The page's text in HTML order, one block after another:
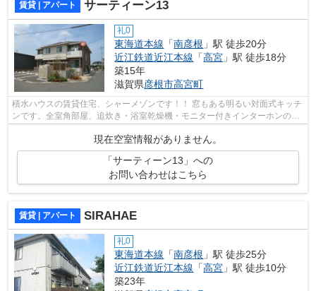
賃貸 | アパート サーティーン13
礼0
東海道本線 「南彦根 」駅 徒歩20分
近江鉄道近江本線 「高宮 」駅 徒歩18分
築15年
滋賀県彦根市高宮町
積水ハウスの賃貸住宅、シャーメゾンです！！ 窓もある明るい対面式キッチ
ンです。全室角部屋、追炊き・浴室乾燥機・モニター付きインターホンのあ
るアパートです。eo光メゾンタイプ対...
現在空室情報がありません。
「サーティーン13」への
お問い合わせはこちら
賃貸 | アパート SIRAHAE
礼0
東海道本線 「南彦根 」駅 徒歩25分
近江鉄道近江本線 「高宮 」駅 徒歩10分
築23年